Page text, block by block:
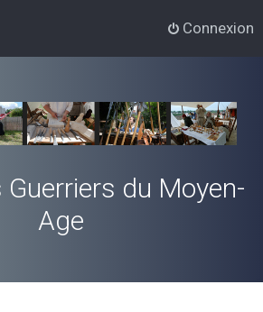
Connexion
Guerriers du Moyen-
Age